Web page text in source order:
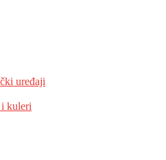
uređaji
i kuleri